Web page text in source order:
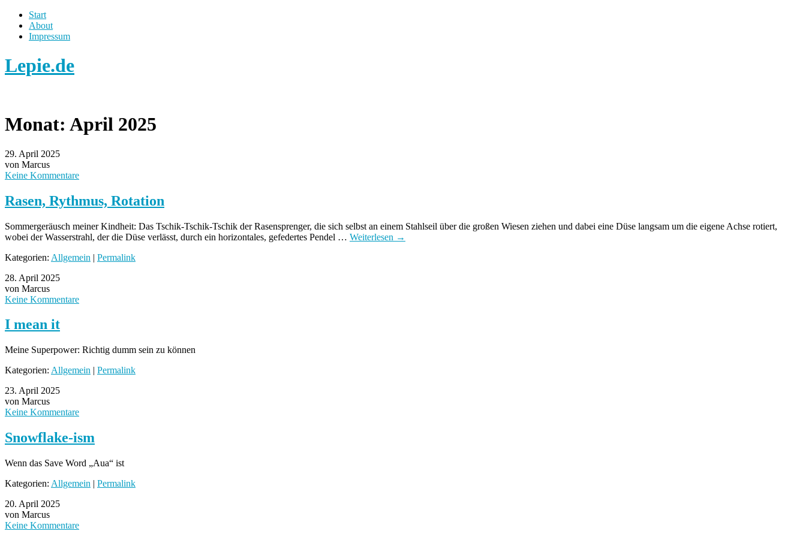
Start
About
Impressum
Lepie.de
Monat: April 2025
29. April 2025
von Marcus
Keine Kommentare
Rasen, Rythmus, Rotation
Sommergeräusch meiner Kindheit: Das Tschik-Tschik-Tschik der Rasensprenger, die sich selbst an einem Stahlseil über die großen Wiesen ziehen und dabei eine Düse langsam um die eigene Achse rotiert,
wobei der Wasserstrahl, der die Düse verlässt, durch ein horizontales, gefedertes Pendel … Weiterlesen →
Kategorien: Allgemein | Permalink
28. April 2025
von Marcus
Keine Kommentare
I mean it
Meine Superpower: Richtig dumm sein zu können
Kategorien: Allgemein | Permalink
23. April 2025
von Marcus
Keine Kommentare
Snowflake-ism
Wenn das Save Word „Aua“ ist
Kategorien: Allgemein | Permalink
20. April 2025
von Marcus
Keine Kommentare